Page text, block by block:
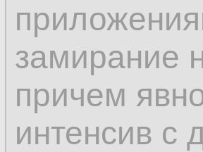
замирание
причем
интенсив с